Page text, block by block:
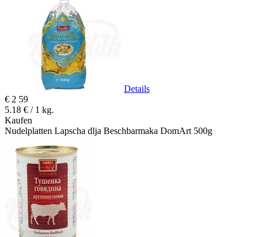
Details
€ 2 59
5.18 € / 1 kg.
Kaufen
Nudelplatten Lapscha dlja Beschbarmaka DomArt 500g